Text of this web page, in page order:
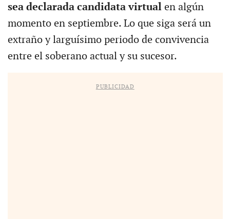
sea declarada candidata virtualen algún
momento en septiembre. Lo que siga será un
extraño y larguísimo periodo de convivencia
entre el soberano actual y su sucesor.
PUBLICIDAD